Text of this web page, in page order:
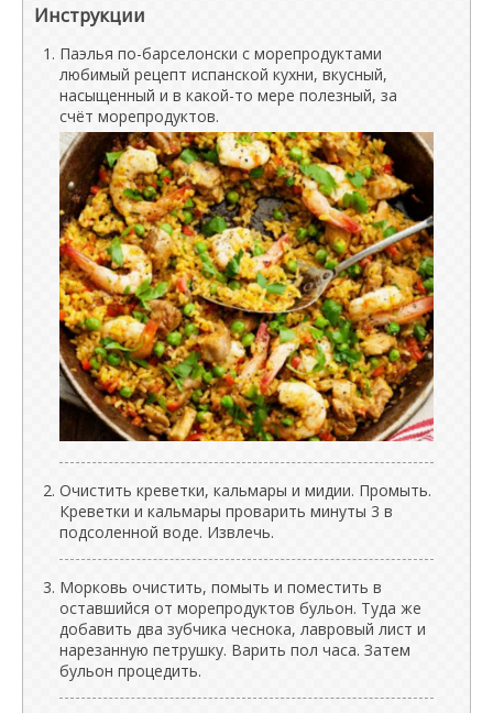
Инструкции
Паэлья по-барселонски с морепродуктами
любимый рецепт испанской кухни, вкусный,
насыщенный и в какой-то мере полезный, за
счёт морепродуктов.
Очистить креветки, кальмары и мидии. Промыть.
Креветки и кальмары проварить минуты 3 в
подсоленной воде. Извлечь.
Морковь очистить, помыть и поместить в
оставшийся от морепродуктов бульон. Туда же
добавить два зубчика чеснока, лавровый лист и
нарезанную петрушку. Варить пол часа. Затем
бульон процедить.